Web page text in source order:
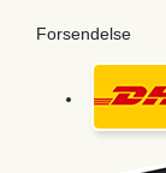
Forsendelse